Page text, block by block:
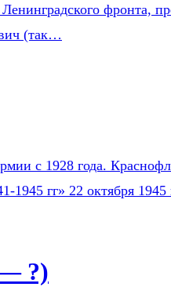
фронта,
(так…
с 1928 года.
гг» 22 октября
?)